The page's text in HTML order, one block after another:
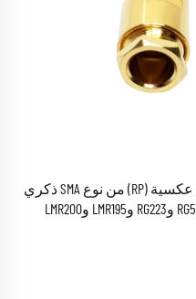
موصلات RF كوаксيلية ذات قطبية عكسية (RP) من نوع SMA ذكري